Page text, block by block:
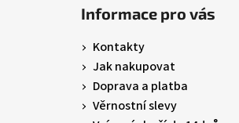
Informace pro vás
Kontakty
Jak nakupovat
Doprava a platba
Věrnostní slevy